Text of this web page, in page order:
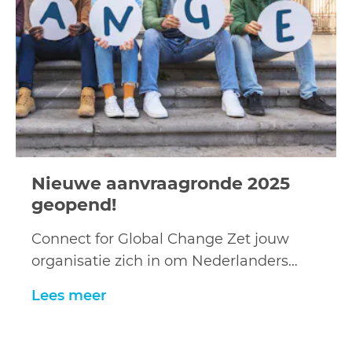
Nieuwe aanvraagronde 2025
geopend!
Connect for Global Change Zet jouw
organisatie zich in om Nederlanders…
Lees meer